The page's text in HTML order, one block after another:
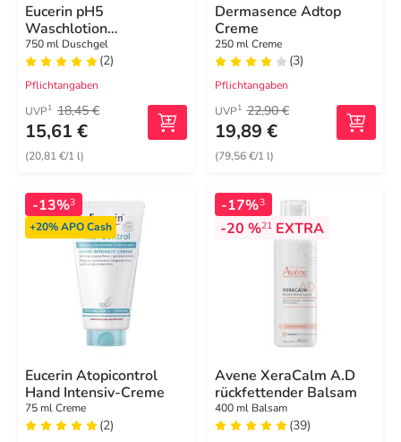
Eucerin pH5
Waschlotion
empfindliche Haut
750 ml Duschgel
(2)
Pflichtangaben
UVP1 18,45 €
15,61 €
(20,81 €/1 l)
Dermasence Adtop
Creme
250 ml Creme
(3)
Pflichtangaben
UVP1 22,90 €
19,89 €
(79,56 €/1 l)
-13%3
+20%APO Cash
Eucerin Atopicontrol
Hand Intensiv-Creme
75 ml Creme
(2)
-17%3
-20 %21 EXTRA
Avene XeraCalm A.D
rückfettender Balsam
400 ml Balsam
(39)